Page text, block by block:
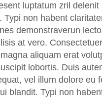
luptatum zril
non habent
demonstraverun
at vero.
aliquam erat
lobortis. Duis
vel illum dolore eu
blandit. Typi non